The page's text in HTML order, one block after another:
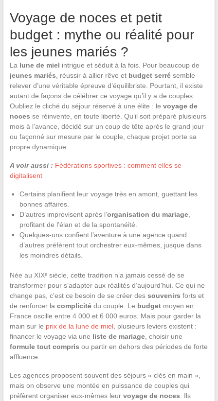
Voyage de noces et petit
budget : mythe ou réalité pour
les jeunes mariés ?
La lune de miel intrigue et séduit à la fois. Pour beaucoup de
jeunes mariés , réussir à allier rêve et budget serrésemble
relever d’une véritable épreuve d’équilibriste. Pourtant, il existe
autant de façons de célébrer ce voyage qu’il y a de couples.
Oubliez le cliché du séjour réservé à une élite : le voyage de
noces se réinvente, en toute liberté. Qu’il soit préparé plusieurs
mois à l’avance, décidé sur un coup de tête après le grand jour
ou façonné sur mesure par le couple, chaque projet porte sa
propre dynamique.
A voir aussi : Fédérations sportives : comment elles se
digitalisent
Certains planifient leur voyage très en amont, guettant les
bonnes affaires.
D’autres improvisent après l’organisation du mariage,
profitant de l’élan et de la spontanéité.
Quelques-uns confient l’aventure à une agence quand
d’autres préfèrent tout orchestrer eux-mêmes, jusque dans
les moindres détails.
Née au XIXᵉ siècle, cette tradition n’a jamais cessé de se
transformer pour s’adapter aux réalités d’aujourd’hui. Ce qui ne
change pas, c’est ce besoin de se créer des souvenirs forts et
de renforcer la complicitédu couple. Le budgetmoyen en
France oscille entre 4 000 et 6 000 euros. Mais pour garder la
main sur le prix de la lune de miel, plusieurs leviers existent :
financer le voyage via une liste de mariage, choisir une
formule tout compris ou partir en dehors des périodes de forte
affluence.
Les agences proposent souvent des séjours « clés en main »,
mais on observe une montée en puissance de couples qui
préfèrent organiser eux-mêmes leur voyage de noces . Ils